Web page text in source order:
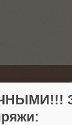
(383)
г.